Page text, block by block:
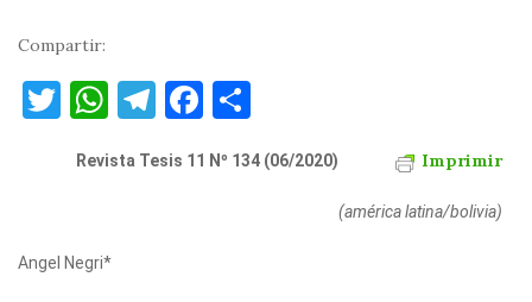
Compartir:
T
it
r
W
at
A
T
e
F
c m Imprimir
Revista Tesis 11 Nº 134 (06/2020)
(américa latina/bolivia)
Angel Negri*